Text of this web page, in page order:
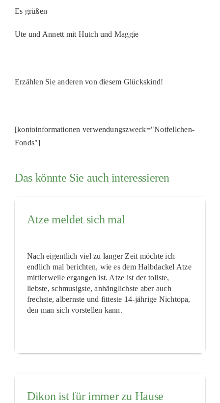
Es grüßen
Ute und Annett mit Hutch und Maggie
Erzählen Sie anderen von diesem Glückskind!
[kontoinformationen verwendungszweck="Notfellchen-
Fonds"]
Das könnte Sie auch interessieren
Atze meldet sich mal
Nach eigentlich viel zu langer Zeit möchte ich
endlich mal berichten, wie es dem Halbdackel Atze
mittlerweile ergangen ist. Atze ist der tollste,
liebste, schmusigste, anhänglichste aber auch
frechste, albernste und fitteste 14-jährige Nichtopa,
den man sich vorstellen kann.
Dikon ist für immer zu Hause